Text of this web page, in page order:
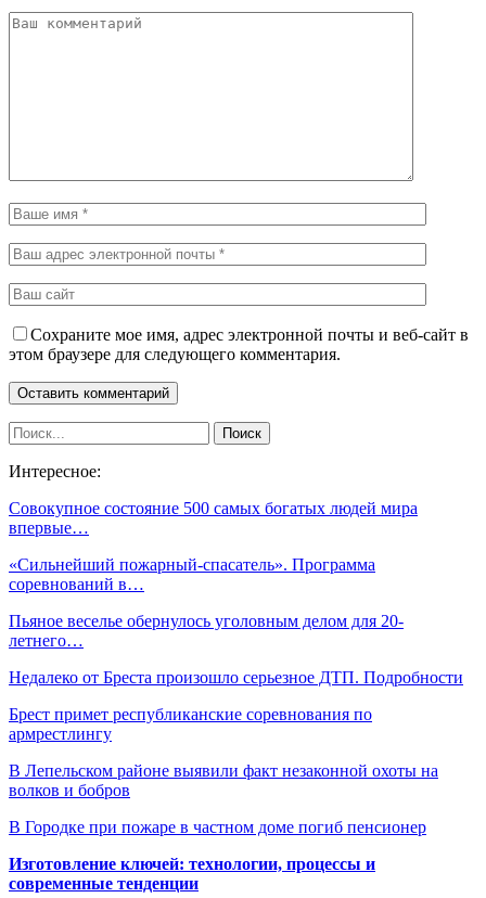
Сохраните мое имя, адрес электронной почты и веб-сайт в
этом браузере для следующего комментария.
Интересное:
Совокупное состояние 500 самых богатых людей мира
впервые…
«Сильнейший пожарный-спасатель». Программа
соревнований в…
Пьяное веселье обернулось уголовным делом для 20-
летнего…
Недалеко от Бреста произошло серьезное ДТП. Подробности
Брест примет республиканские соревнования по
армрестлингу
В Лепельском районе выявили факт незаконной охоты на
волков и бобров
В Городке при пожаре в частном доме погиб пенсионер
Изготовление ключей: технологии, процессы и
современные тенденции